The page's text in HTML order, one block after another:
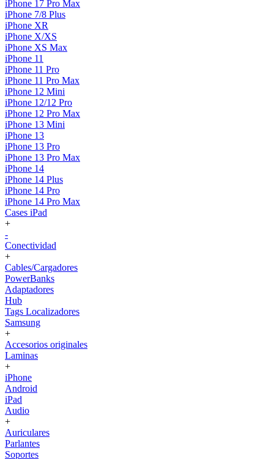
iPhone 17 Pro Max
iPhone 7/8 Plus
iPhone XR
iPhone X/XS
iPhone XS Max
iPhone 11
iPhone 11 Pro
iPhone 11 Pro Max
iPhone 12 Mini
iPhone 12/12 Pro
iPhone 12 Pro Max
iPhone 13 Mini
iPhone 13
iPhone 13 Pro
iPhone 13 Pro Max
iPhone 14
iPhone 14 Plus
iPhone 14 Pro
iPhone 14 Pro Max
Cases iPad
+
-
Conectividad
+
Cables/Cargadores
PowerBanks
Adaptadores
Hub
Tags Localizadores
Samsung
+
Accesorios originales
Laminas
+
iPhone
Android
iPad
Audio
+
Auriculares
Parlantes
Soportes